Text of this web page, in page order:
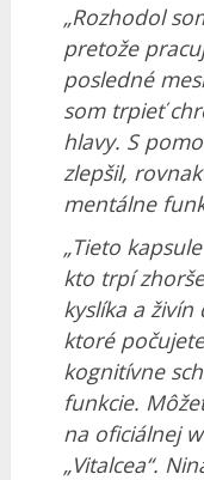
„Rozhodol
pretože
posledné
som trpieť
hlavy. S
zlepšil,
mentálne
„Tieto
kto trpí
kyslíka a živín
ktoré
kognitívne
funkcie.
na oficiálnej
„Vitalcea“.